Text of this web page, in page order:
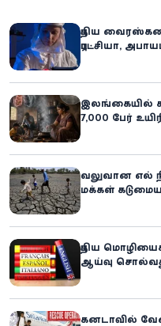
புதிய
புரட்சியா,
இலங்கையில்
7,000 பேர்
வலுவான எல்
மக்கள்
புதிய
ஆய்வு
கனடாவில்